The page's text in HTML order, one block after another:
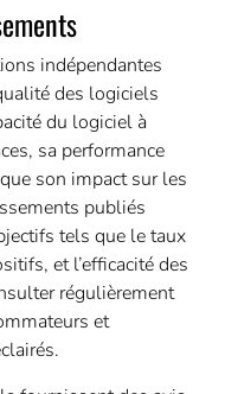
indépendantes
des logiciels
du logiciel à
sa performance
son impact sur les
publiés
tels que le taux
et l’efficacité des
régulièrement
et